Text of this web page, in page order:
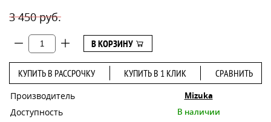
3 450 руб.
В КОРЗИНУ
КУПИТЬ В РАССРОЧКУ КУПИТЬ В 1 КЛИК СРАВНИТЬ
Производитель Mizuka
Доступность В наличии